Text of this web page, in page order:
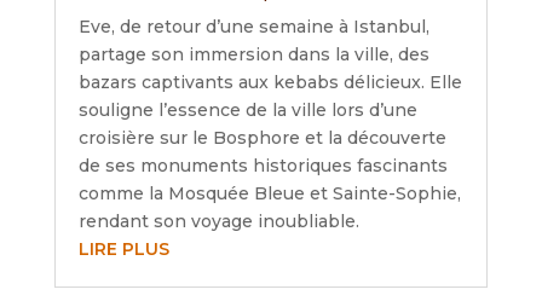
Eve, de retour d’une semaine à Istanbul,
partage son immersion dans la ville, des
bazars captivants aux kebabs délicieux. Elle
souligne l’essence de la ville lors d’une
croisière sur le Bosphore et la découverte
de ses monuments historiques fascinants
comme la Mosquée Bleue et Sainte-Sophie,
rendant son voyage inoubliable.
LIRE PLUS